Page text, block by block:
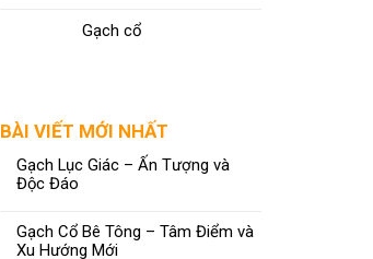
Gạch cổ
BÀI VIẾT MỚI NHẤT
Gạch Lục Giác – Ấn Tượng và
Độc Đáo
Gạch Cổ Bê Tông – Tâm Điểm và
Xu Hướng Mới